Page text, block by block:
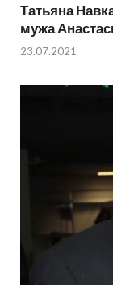
Татьяна
мужа
23.07.2021